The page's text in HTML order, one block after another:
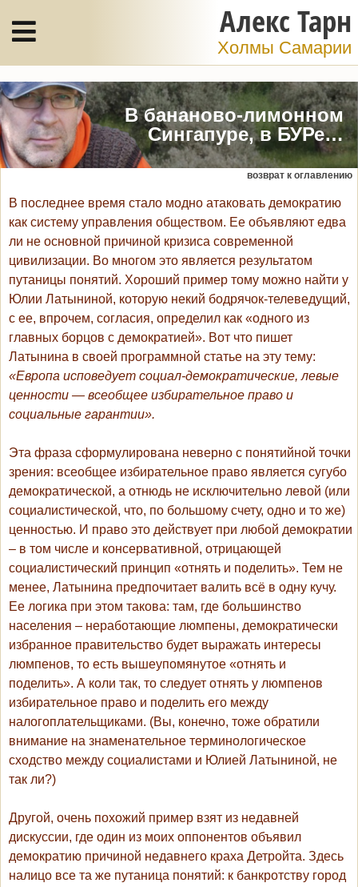
Алекс Тарн
Холмы Самарии
В бананово-лимонном
Сингапуре, в БУРе…
возврат к оглавлению
В последнее время стало модно атаковать демократию
как систему управления обществом. Ее объявляют едва
ли не основной причиной кризиса современной
цивилизации. Во многом это является результатом
путаницы понятий. Хороший пример тому можно найти у
Юлии Латыниной, которую некий бодрячок-телеведущий,
с ее, впрочем, согласия, определил как «одного из
главных борцов с демократией». Вот что пишет
Латынина в своей программной статье на эту тему:
«Европа исповедует социал-демократические, левые
ценности — всеобщее избирательное право и
социальные гарантии».
Эта фраза сформулирована неверно с понятийной точки
зрения: всеобщее избирательное право является сугубо
демократической, а отнюдь не исключительно левой (или
социалистической, что, по большому счету, одно и то же)
ценностью. И право это действует при любой демократии
– в том числе и консервативной, отрицающей
социалистический принцип «отнять и поделить». Тем не
менее, Латынина предпочитает валить всё в одну кучу.
Ее логика при этом такова: там, где большинство
населения – неработающие люмпены, демократически
избранное правительство будет выражать интересы
люмпенов, то есть вышеупомянутое «отнять и
поделить». А коли так, то следует отнять у люмпенов
избирательное право и поделить его между
налогоплательщиками. (Вы, конечно, тоже обратили
внимание на знаменательное терминологическое
сходство между социалистами и Юлией Латыниной, не
так ли?)
Другой, очень похожий пример взят из недавней
дискуссии, где один из моих оппонентов объявил
демократию причиной недавнего краха Детройта. Здесь
налицо все та же путаница понятий: к банкротству город